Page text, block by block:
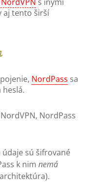
aj tento širší
NordPass sa
heslá.
NordPass
údaje sú šifrované
k nimnemá